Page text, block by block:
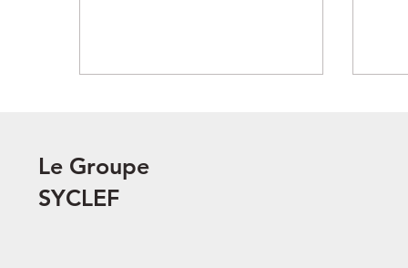
Le Groupe
SYCLEF